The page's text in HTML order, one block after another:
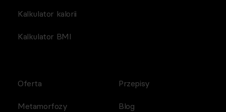
Kalkulator kalorii
Kalkulator BMI
Oferta
Metamorfozy
Przepisy
Blog